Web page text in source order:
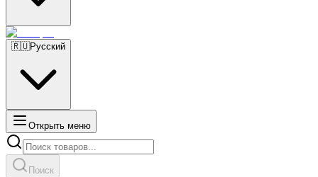
🇷🇺Русский
Открыть меню
Поиск